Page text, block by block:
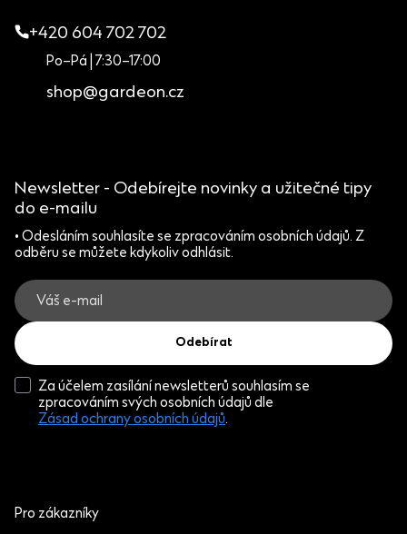
+420 604 702 702
Po–Pá | 7:30–17:00
shop@gardeon.cz
Newsletter - Odebírejte novinky a užitečné tipy
do e-mailu
• Odesláním souhlasíte se zpracováním osobních údajů. Z
odběru se můžete kdykoliv odhlásit.
Odebírat
Za účelem zasílání newsletterů souhlasím se
zpracováním svých osobních údajů dle
Zásad ochrany osobních údajů.
Pro zákazníky